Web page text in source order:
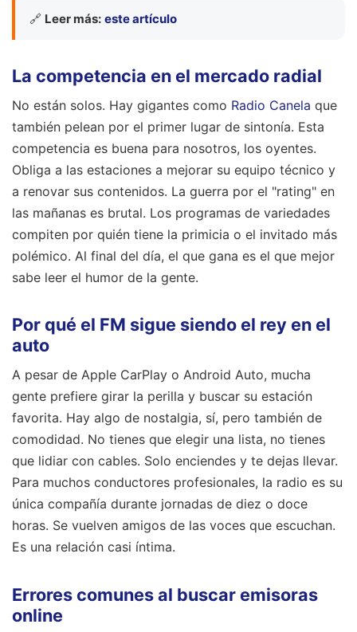
🔗 Leer más: este artículo
La competencia en el mercado radial
No están solos. Hay gigantes como Radio Canela que
también pelean por el primer lugar de sintonía. Esta
competencia es buena para nosotros, los oyentes.
Obliga a las estaciones a mejorar su equipo técnico y
a renovar sus contenidos. La guerra por el "rating" en
las mañanas es brutal. Los programas de variedades
compiten por quién tiene la primicia o el invitado más
polémico. Al final del día, el que gana es el que mejor
sabe leer el humor de la gente.
Por qué el FM sigue siendo el rey en el
auto
A pesar de Apple CarPlay o Android Auto, mucha
gente prefiere girar la perilla y buscar su estación
favorita. Hay algo de nostalgia, sí, pero también de
comodidad. No tienes que elegir una lista, no tienes
que lidiar con cables. Solo enciendes y te dejas llevar.
Para muchos conductores profesionales, la radio es su
única compañía durante jornadas de diez o doce
horas. Se vuelven amigos de las voces que escuchan.
Es una relación casi íntima.
Errores comunes al buscar emisoras
online